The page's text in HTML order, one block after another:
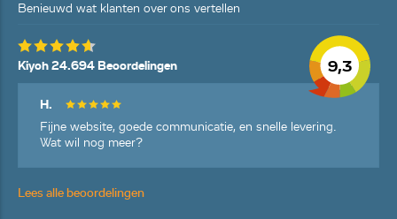
Benieuwd wat klanten over ons vertellen
9,3
Kiyoh 24.694 Beoordelingen
H.
Fijne website, goede communicatie, en snelle levering.
Wat wil nog meer?
Lees alle beoordelingen